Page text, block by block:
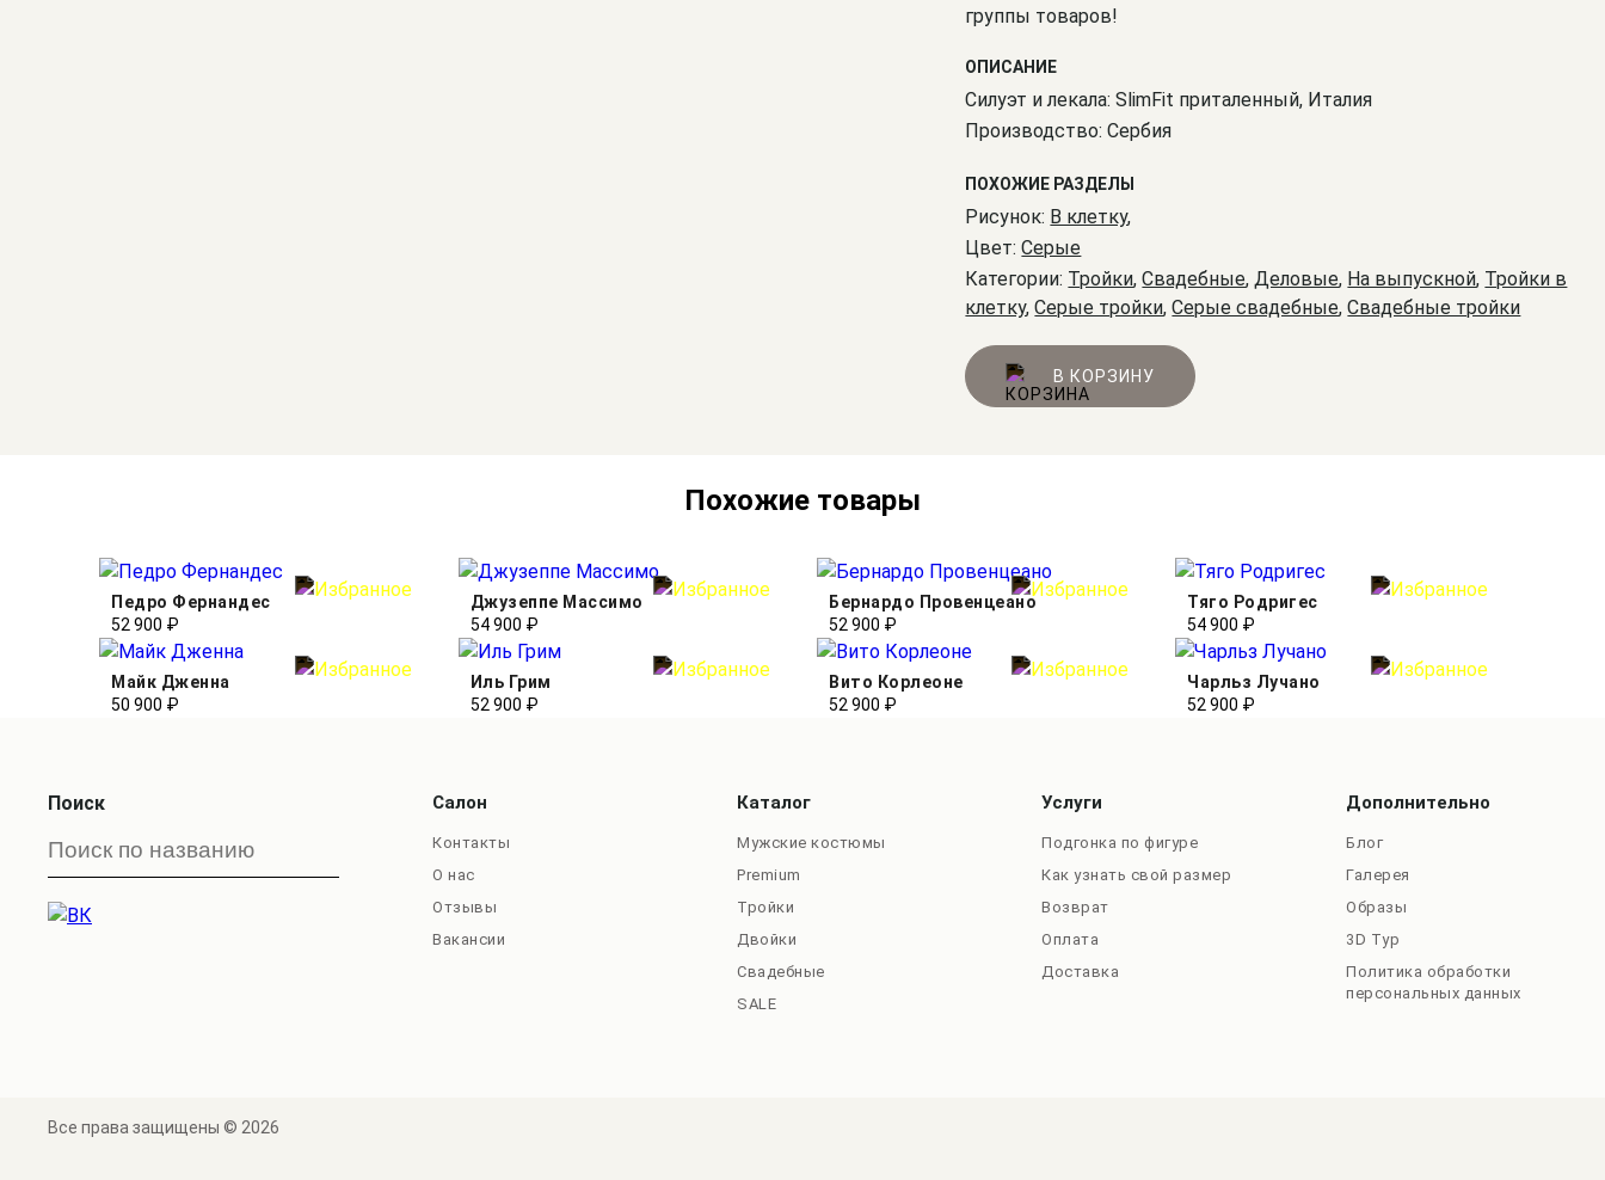
группы товаров!
ОПИСАНИЕ
Силуэт и лекала: SlimFit приталенный, Италия
Производство: Сербия
ПОХОЖИЕ РАЗДЕЛЫ
Рисунок: В клетку,
Цвет:Серые
Категории: Тройки,Свадебные,Деловые, На выпускной, Тройки в
клетку,Серые тройки,Серые свадебные,Свадебные тройки
В КОРЗИНУ
Похожие товары
Педро Фернандес
52 900 ₽
Джузеппе Массимо
54 900 ₽
Бернардо Провенцеано
52 900 ₽
Тяго Родригес
54 900 ₽
Майк Дженна
50 900 ₽
Иль Грим
52 900 ₽
Вито Корлеоне
52 900 ₽
Чарльз Лучано
52 900 ₽
Поиск Салон
Контакты
О нас
Отзывы
Вакансии
Каталог
Мужские костюмы
Premium
Тройки
Двойки
Свадебные
SALE
Услуги
Подгонка по фигуре
Как узнать свой размер
Возврат
Оплата
Доставка
Дополнительно
Блог
Галерея
Образы
3D Тур
Политика обработки
персональных данных
Все права защищены © 2026